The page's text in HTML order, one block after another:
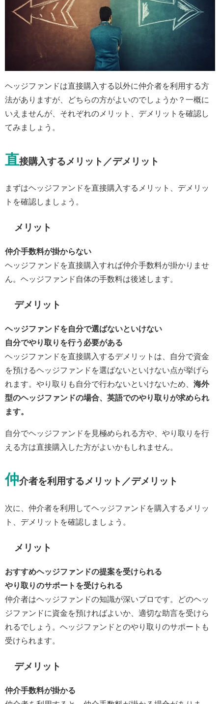
ヘッジファンドは直接購入する以外に仲介者を利用する方
法がありますが、どちらの方がよいのでしょうか？一概に
いえませんが、それぞれのメリット、デメリットを確認し
てみましょう。
直接購入するメリット／デメリット
まずはヘッジファンドを直接購入するメリット、デメリッ
トを確認しましょう。
メリット
仲介手数料が掛からない
ヘッジファンドを直接購入すれば仲介手数料が掛かりませ
ん。ヘッジファンド自体の手数料は後述します。
デメリット
ヘッジファンドを自分で選ばないといけない
自分でやり取りを行う必要がある
ヘッジファンドを直接購入するデメリットは、自分で資金
を預けるヘッジファンドを選ばないといけない点が挙げら
れます。やり取りも自分で行わないといけないため、 海外
型のヘッジファンドの場合、英語でのやり取りが求められ
ます。
自分でヘッジファンドを見極められる方や、やり取りを行
える方は直接購入した方がよいかもしれません。
仲介者を利用するメリット／デメリット
次に、仲介者を利用してヘッジファンドを購入するメリッ
ト、デメリットを確認しましょう。
メリット
おすすめヘッジファンドの提案を受けられる
やり取りのサポートを受けられる
仲介者はヘッジファンドの知識が深いプロです。どのヘッ
ジファンドに資金を預ければよいか、適切な助言を受けら
れるでしょう。ヘッジファンドとのやり取りのサポートも
受けられます。
デメリット
仲介手数料が掛かる